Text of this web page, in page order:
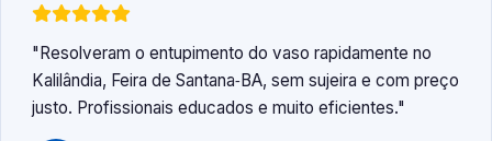
Resolveram o entupimento do vaso rapidamente no
Kalilândia, Feira de Santana‑BA, sem sujeira e com preço
justo. Profissionais educados e muito eficientes.